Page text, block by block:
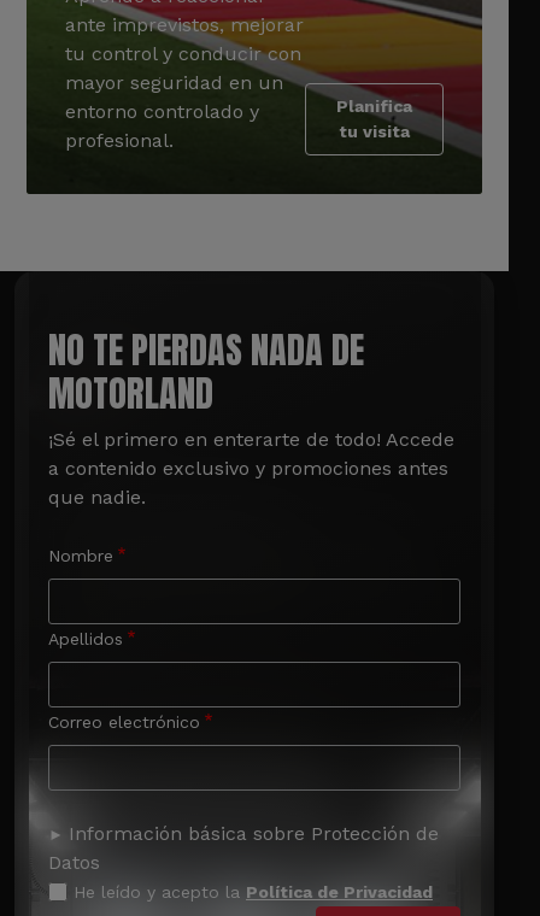
ante imprevistos, mejorar
tu control y conducir con
mayor seguridad en un
entorno controlado y
profesional.
Planifica
tu visita
NO TE PIERDAS NADA DE
MOTORLAND
¡Sé el primero en enterarte de todo! Accede
a contenido exclusivo y promociones antes
que nadie.
Nombre
Apellidos
Correo electrónico
Información básica sobre Protección de
Datos
He leído y acepto la Política de Privacidad